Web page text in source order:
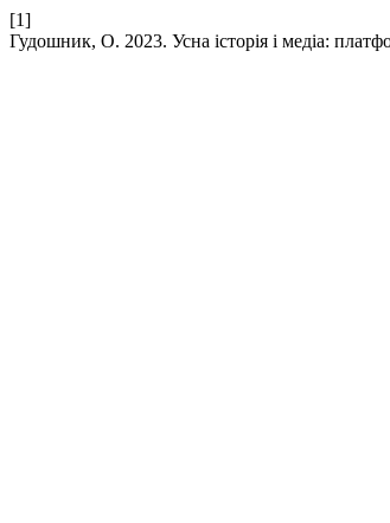
[1]
Гудошник, О. 2023. Усна історія і медіа: